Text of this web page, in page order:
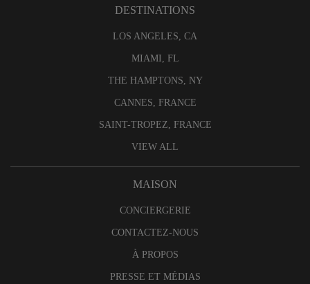
DESTINATIONS
LOS ANGELES, CA
MIAMI, FL
THE HAMPTONS, NY
CANNES, FRANCE
SAINT-TROPEZ, FRANCE
VIEW ALL
MAISON
CONCIERGERIE
CONTACTEZ-NOUS
À PROPOS
PRESSE ET MÉDIAS